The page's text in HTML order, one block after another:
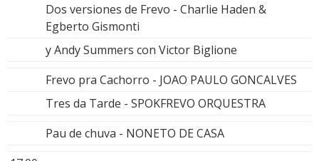
Dos versiones de Frevo - Charlie Haden &
Egberto Gismonti
y Andy Summers con Victor Biglione
Frevo pra Cachorro - JOAO PAULO GONCALVES
Tres da Tarde - SPOKFREVO ORQUESTRA
Pau de chuva - NONETO DE CASA